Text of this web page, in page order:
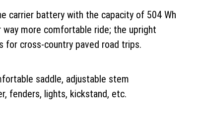
carrier battery with the capacity of 504 Wh
more comfortable ride; the upright
for cross-country paved road trips.
saddle, adjustable stem
fenders, lights, kickstand, etc.